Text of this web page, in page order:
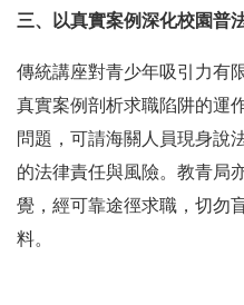
三、以真實案例深化校園普
傳統講座對青少年吸引力有
真實案例剖析求職陷阱的運
問題，可請海關人員現身說
的法律責任與風險。教青局
覺，經可靠途徑求職，切勿
料。